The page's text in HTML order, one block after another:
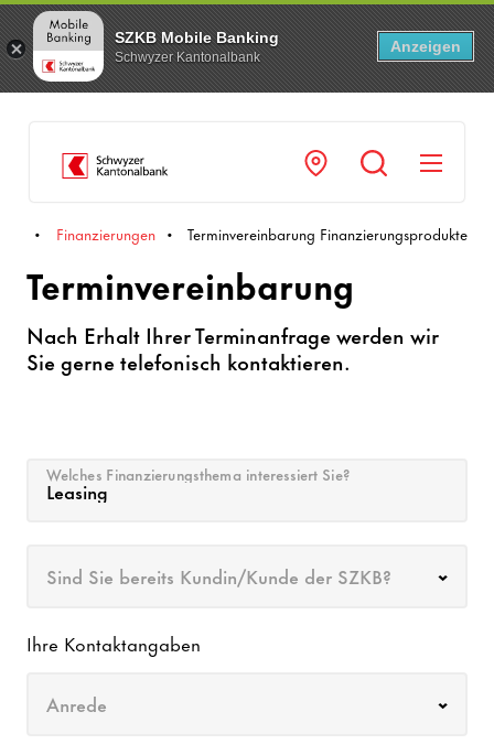
SZKB Mobile Banking
Schwyzer Kantonalbank
Anzeigen
Finanzierungen Terminvereinbarung Finanzierungsprodukte
Terminvereinbarung
Nach Erhalt Ihrer Terminanfrage werden wir
Sie gerne telefonisch kontaktieren.
Leasing
Welches Finanzierungsthema interessiert Sie?
Sind Sie bereits Kundin/Kunde der SZKB?
Ihre Kontaktangaben
Anrede